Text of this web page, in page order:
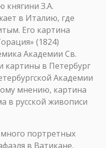
княгини З.А.
в Италию, где
Его картина
(1824)
Академии Св.
картины в Петербург
Академии
мнению, картина
в русской живописи
портретных
в Ватикане,